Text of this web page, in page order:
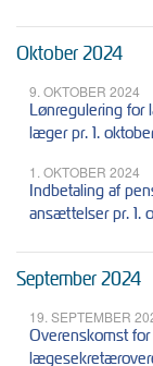
Oktober 2024
9. OKTOBER 2024
Lønregulering for
læger pr. 1.
1. OKTOBER 2024
Indbetaling af
ansættelser pr. 1.
September 2024
19. SEPTEMBER
Overenskomst